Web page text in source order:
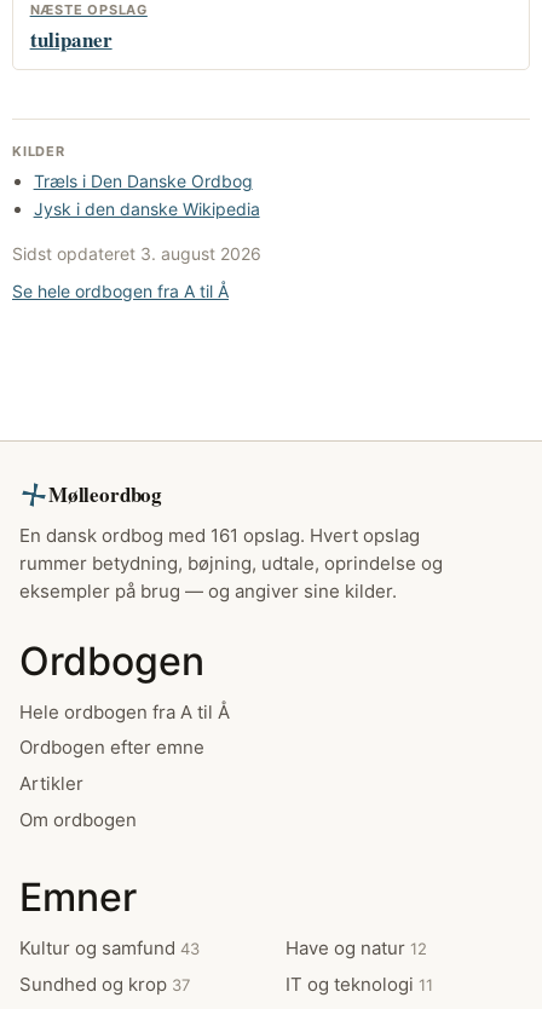
NÆSTE OPSLAG
tulipaner
KILDER
Træls i Den Danske Ordbog
Jysk i den danske Wikipedia
Sidst opdateret 3. august 2026
Se hele ordbogen fra A til Å
Mølleordbog
En dansk ordbog med 161 opslag. Hvert opslag
rummer betydning, bøjning, udtale, oprindelse og
eksempler på brug — og angiver sine kilder.
Ordbogen
Hele ordbogen fra A til Å
Ordbogen efter emne
Artikler
Om ordbogen
Emner
Kultur og samfund 43
Sundhed og krop 37
Have og natur 12
IT og teknologi 11